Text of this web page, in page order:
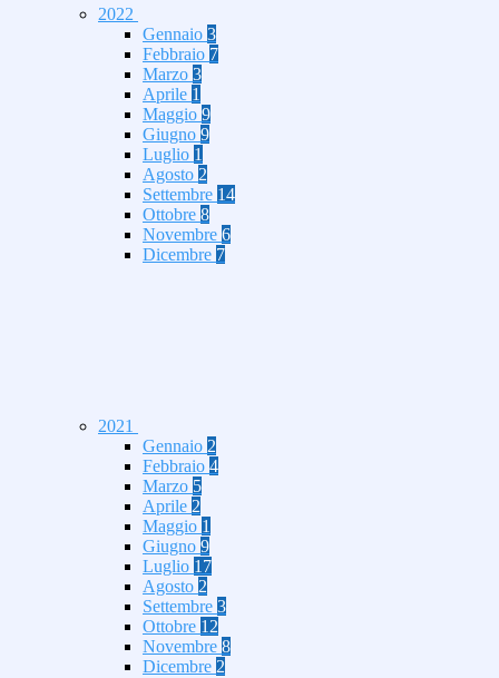
2022
Gennaio 3
Febbraio 7
Marzo 3
Aprile 1
Maggio 9
Giugno 9
Luglio 1
Agosto 2
Settembre 14
Ottobre 8
Novembre 6
Dicembre 7
2021
Gennaio 2
Febbraio 4
Marzo 5
Aprile 2
Maggio 1
Giugno 9
Luglio 17
Agosto 2
Settembre 3
Ottobre 12
Novembre 8
Dicembre 2